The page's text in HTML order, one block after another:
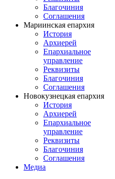
Благочиния
Соглашения
Мариинская епархия
История
Архиерей
Епархиальное
управление
Реквизиты
Благочиния
Соглашения
Новокузнецкая епархия
История
Архиерей
Епархиальное
управление
Реквизиты
Благочиния
Соглашения
Медиа